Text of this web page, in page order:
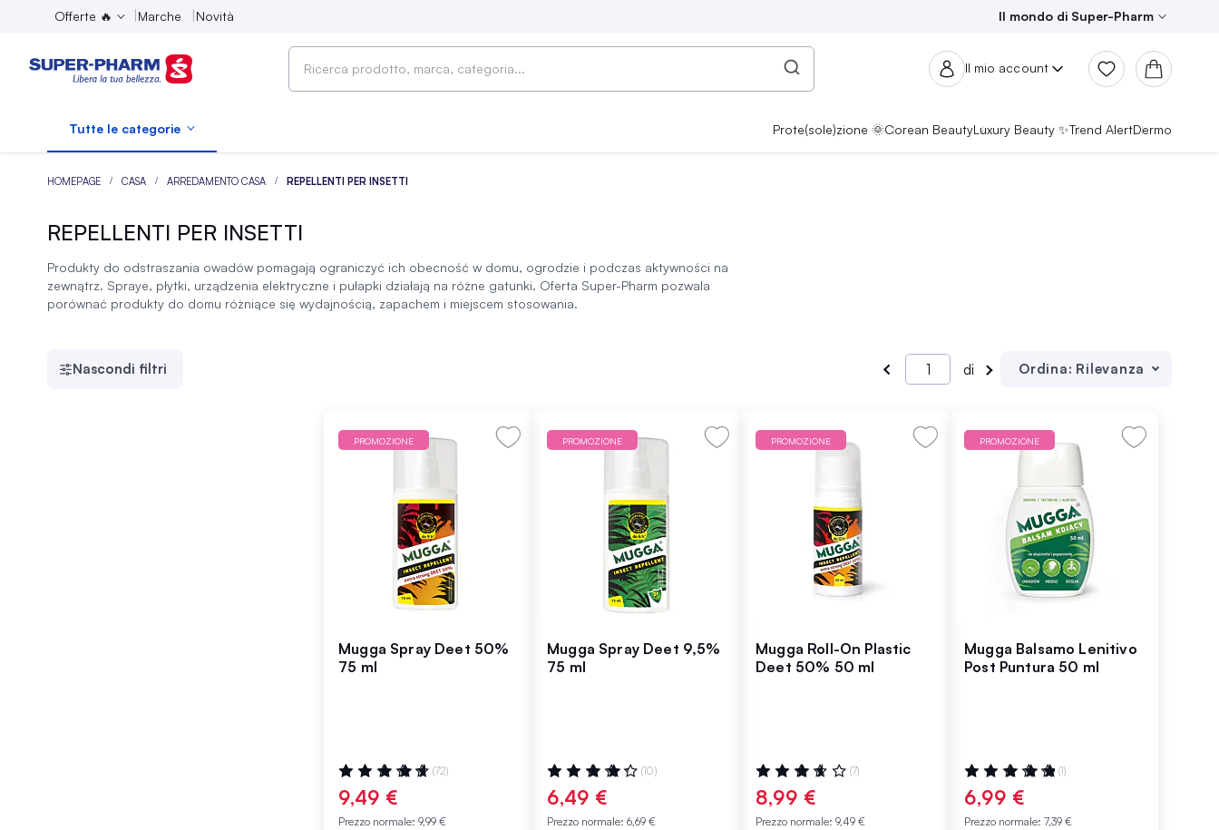
Offerte 🔥 Marche Novità Il mondo di Super-Pharm
Il mio account
Tutte le categorie Prote(sole)zione 🌞Corean BeautyLuxury Beauty ✨Trend AlertDermo
HOMEPAGE CASA ARREDAMENTO CASA REPELLENTI PER INSETTI
REPELLENTI PER INSETTI
Produkty do odstraszania owadów pomagają ograniczyć ich obecność w domu, ogrodzie i podczas aktywności na
zewnątrz. Spraye, płytki, urządzenia elektryczne i pułapki działają na różne gatunki. Oferta Super-Pharm pozwala
porównać produkty do domu różniące się wydajnością, zapachem i miejscem stosowania.
Nascondi filtri di Ordina: Rilevanza
PROMOZIONE
Mugga Spray Deet 50%
75 ml
Valutazione:
96%
(72)
9,49 €
Prezzo normale: 9,99 €
PROMOZIONE
Mugga Spray Deet 9,5%
75 ml
Valutazione:
90%
(10)
6,49 €
Prezzo normale: 6,69 €
PROMOZIONE
Mugga Roll-On Plastic
Deet 50% 50 ml
Valutazione:
74%
(7)
8,99 €
Prezzo normale: 9,49 €
PROMOZIONE
Mugga Balsamo Lenitivo
Post Puntura 50 ml
Valutazione:
100%
(1)
6,99 €
Prezzo normale: 7,39 €